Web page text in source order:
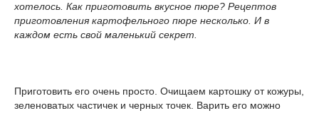
хотелось. Как приготовить вкусное пюре? Рецептов
приготовления картофельного пюре несколько. И в
каждом есть свой маленький секрет.
Приготовить его очень просто. Очищаем картошку от кожуры,
зеленоватых частичек и черных точек. Варить его можно